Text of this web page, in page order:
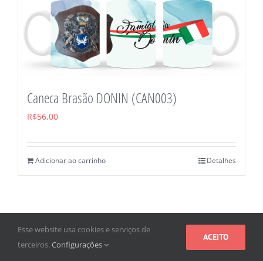
Caneca Brasão DONIN (CAN003)
R$56,00
Adicionar ao carrinho Detalhes
Esse website usa cookies e serviços de
terceiros.Configurações
ACEITO